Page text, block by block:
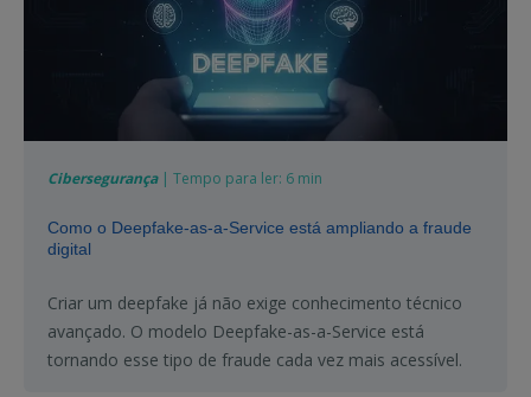
Cibersegurança| Tempo para ler: 6 min
Como o Deepfake-as-a-Service está ampliando a fraude
digital
Criar um deepfake já não exige conhecimento técnico
avançado. O modelo Deepfake-as-a-Service está
tornando esse tipo de fraude cada vez mais acessível.